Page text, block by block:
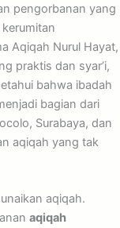
pengorbanan yang
Aqiqah Nurul Hayat,
praktis dan syar’i,
bahwa ibadah
bagian dari
Surabaya, dan
aqiqah yang tak
aqiqah.
aqiqah